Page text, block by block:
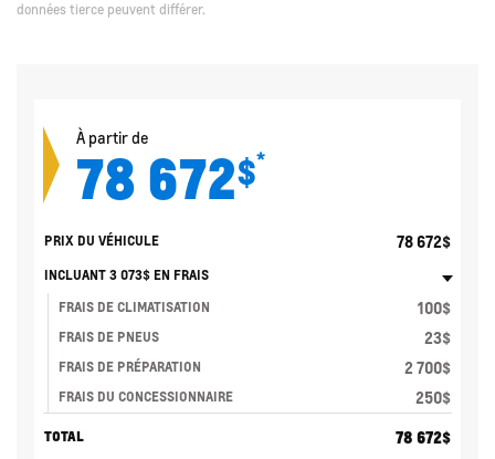
données tierce peuvent différer.
À partir de
78 672$*
PRIX DU VÉHICULE 78 672$
INCLUANT 3 073$ EN FRAIS
FRAIS DE CLIMATISATION
100$
FRAIS DE PNEUS 23$
FRAIS DE PRÉPARATION 2 700$
FRAIS DU CONCESSIONNAIRE 250$
TOTAL 78 672$